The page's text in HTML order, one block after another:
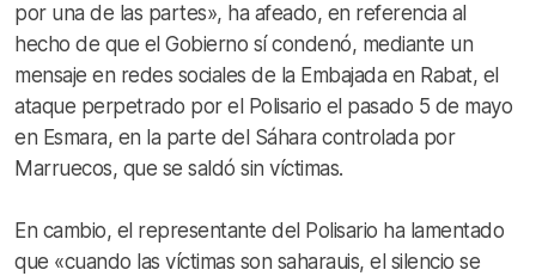
por una de las partes», ha afeado, en referencia al
hecho de que el Gobierno sí condenó, mediante un
mensaje en redes sociales de la Embajada en Rabat, el
ataque perpetrado por el Polisario el pasado 5 de mayo
en Esmara, en la parte del Sáhara controlada por
Marruecos, que se saldó sin víctimas.
En cambio, el representante del Polisario ha lamentado
que «cuando las víctimas son saharauis, el silencio se